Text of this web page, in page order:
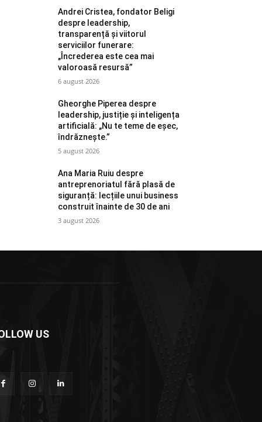
Andrei Cristea, fondator Beligi
despre leadership,
transparență și viitorul
serviciilor funerare:
„Încrederea este cea mai
valoroasă resursă”
6 august 2026
Gheorghe Piperea despre
leadership, justiție și inteligența
artificială: „Nu te teme de eșec,
îndrăznește.”
5 august 2026
Ana Maria Ruiu despre
antreprenoriatul fără plasă de
siguranță: lecțiile unui business
construit înainte de 30 de ani
3 august 2026
US